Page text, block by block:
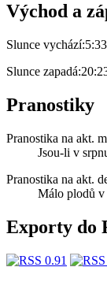
Východ a
Slunce vychází:5:33
Slunce zapadá:
Pranostiky
Pranostika na akt.
Jsou-li v
Pranostika na akt.
Málo plodů v
Exporty do